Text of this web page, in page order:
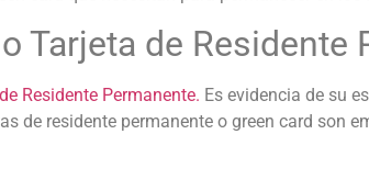
Tarjeta de Residente
Residente Permanente. Es evidencia de su
de residente permanente o green card son